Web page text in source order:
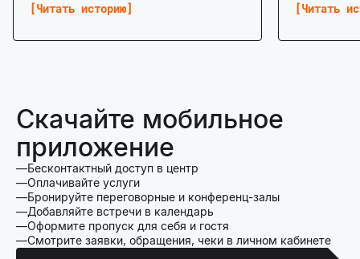
Читать историю Читать
Скачайте мобильное
приложение
Бесконтактный доступ в центр
Оплачивайте услуги
Бронируйте переговорные и конференц-залы
Добавляйте встречи в календарь
Оформите пропуск для себя и гостя
Смотрите заявки, обращения, чеки в личном кабинете